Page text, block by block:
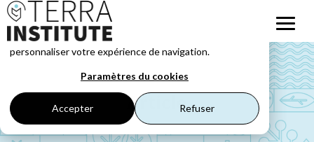
Ce site web stocke les cookies pour comprendre vos
interactions avec nous, nous souvenir de vous et
personnaliser votre expérience de navigation.
Paramètres du cookies
Accepter Refuser
Article